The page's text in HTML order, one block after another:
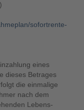
sofortrente-
eines
dieses Betrages
die einmalige
nach dem
Lebens-